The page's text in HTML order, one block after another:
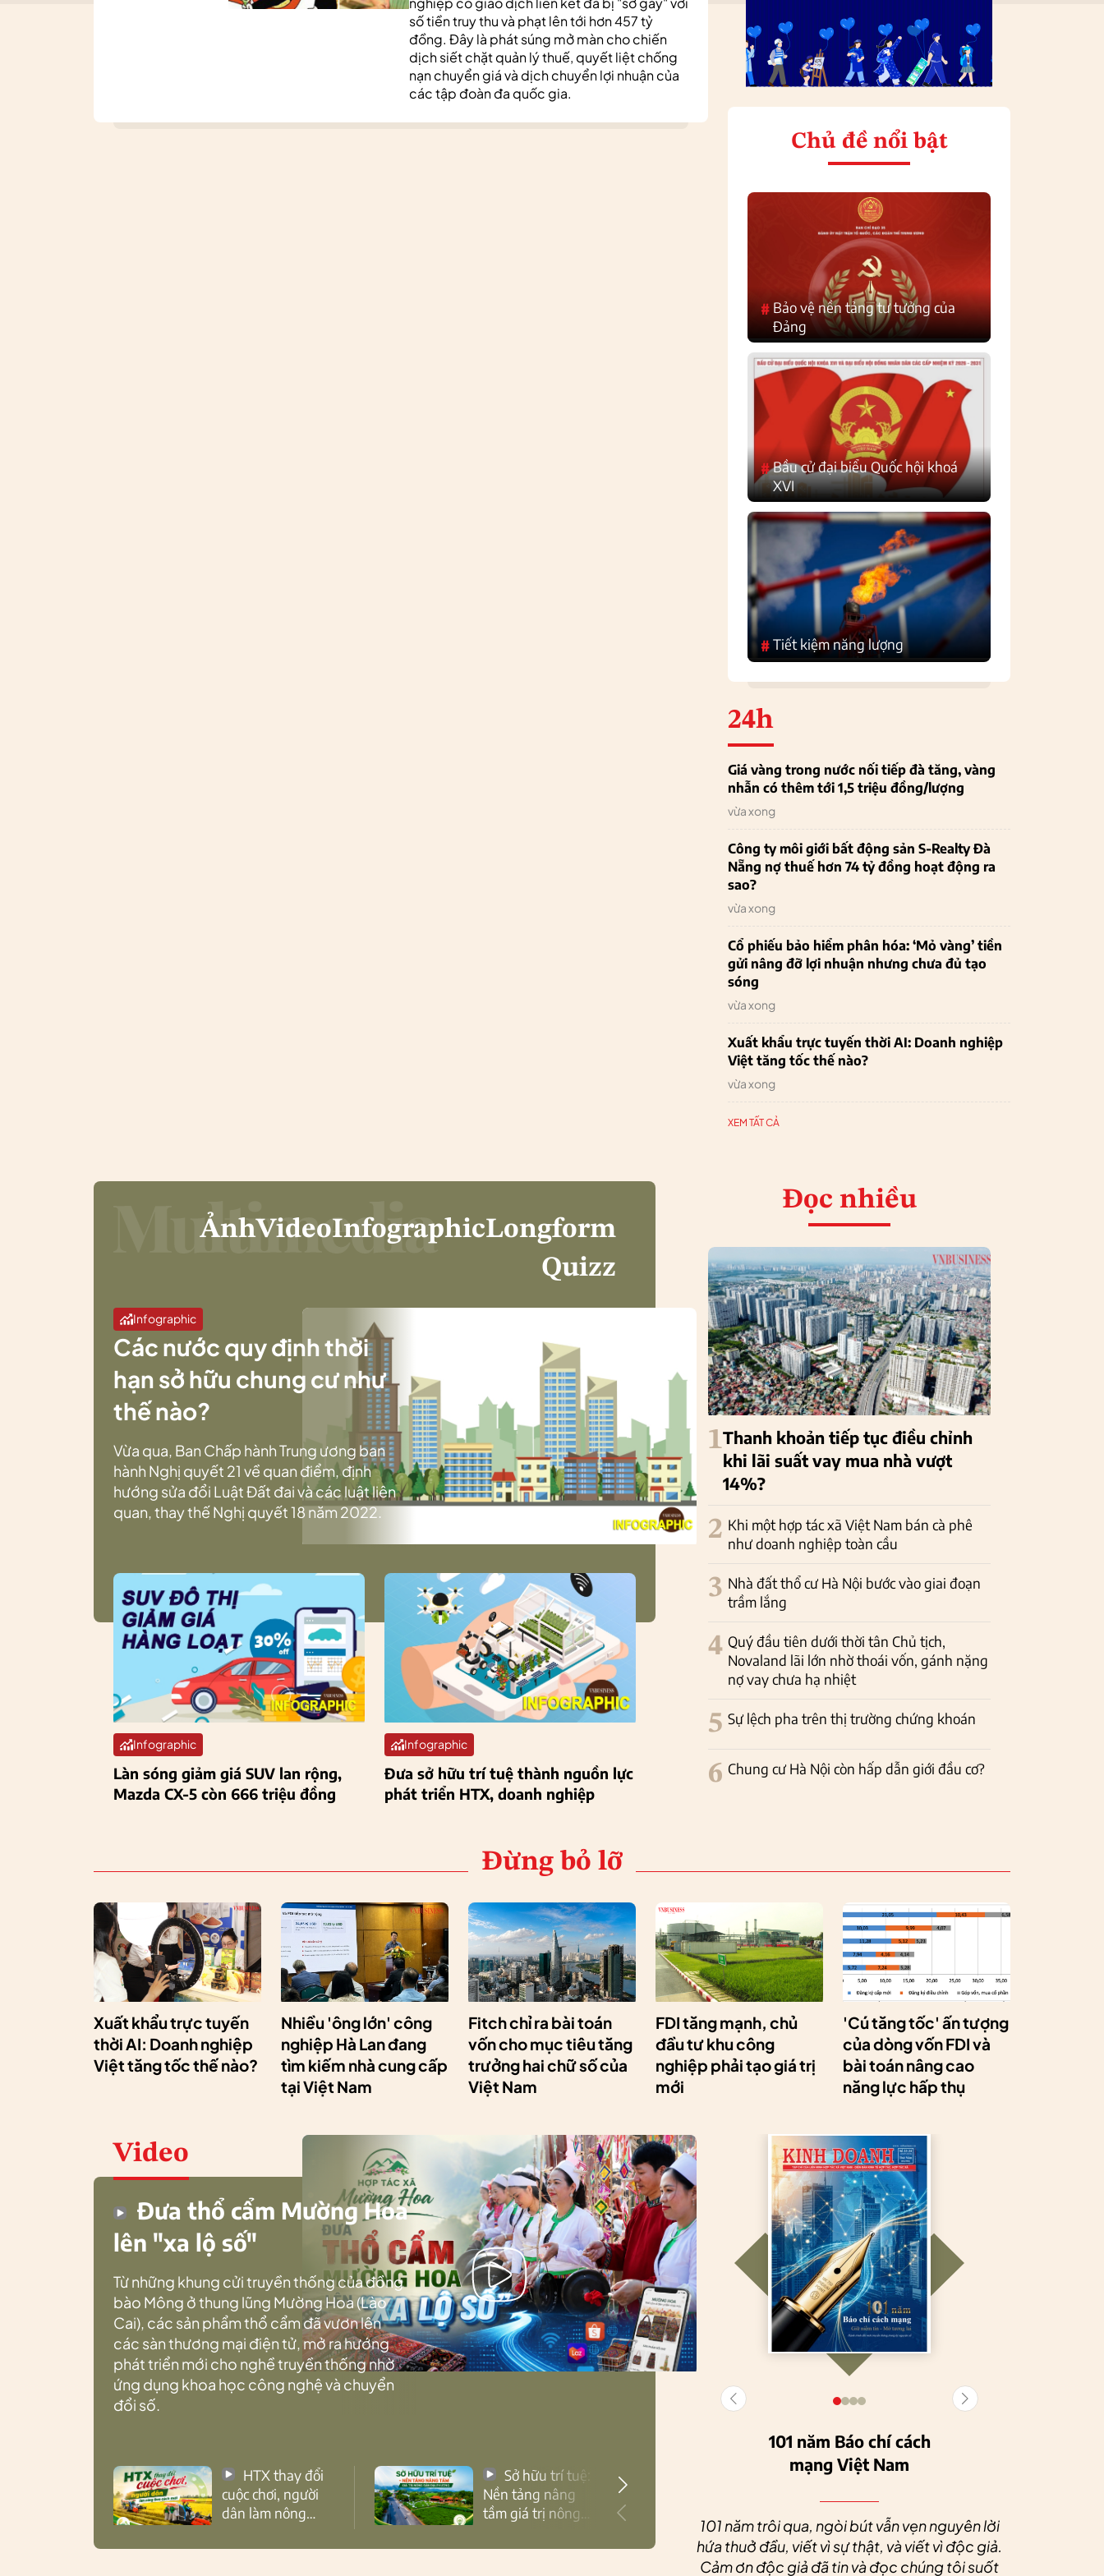
số tiền truy thu và phạt lên tới hơn 457 tỷ
đồng. Đây là phát súng mở màn cho chiến
dịch siết chặt quản lý thuế, quyết liệt chống
nạn chuyển giá và dịch chuyển lợi nhuận của
các tập đoàn đa quốc gia.
Chủ đề nổi bật
#Bảo vệ nền tảng tư tưởng của
Đảng
#Bầu cử đại biểu Quốc hội khoá
XVI
#Tiết kiệm năng lượng
24h
Giá vàng trong nước nối tiếp đà tăng, vàng
nhẫn có thêm tới 1,5 triệu đồng/lượng
vừa xong
Công ty môi giới bất động sản S-Realty Đà
Nẵng nợ thuế hơn 74 tỷ đồng hoạt động ra
sao?
vừa xong
Cổ phiếu bảo hiểm phân hóa: ‘Mỏ vàng’ tiền
gửi nâng đỡ lợi nhuận nhưng chưa đủ tạo
sóng
vừa xong
Xuất khẩu trực tuyến thời AI: Doanh nghiệp
Việt tăng tốc thế nào?
vừa xong
XEM TẤT CẢ
ẢnhVideoInfographicLongform
Quizz
Infographic
Các nước quy định thời
hạn sở hữu chung cư như
thế nào?
Vừa qua, Ban Chấp hành Trung ương ban
hành Nghị quyết 21 về quan điểm, định
hướng sửa đổi Luật Đất đai và các luật liên
quan, thay thế Nghị quyết 18 năm 2022.
Infographic
Làn sóng giảm giá SUV lan rộng,
Mazda CX-5 còn 666 triệu đồng
Infographic
Đưa sở hữu trí tuệ thành nguồn lực
phát triển HTX, doanh nghiệp
Đọc nhiều
1Thanh khoản tiếp tục điều chỉnh
khi lãi suất vay mua nhà vượt
14%?
2 Khi một hợp tác xã Việt Nam bán cà phê
như doanh nghiệp toàn cầu
3 Nhà đất thổ cư Hà Nội bước vào giai đoạn
trầm lắng
4 Quý đầu tiên dưới thời tân Chủ tịch,
Novaland lãi lớn nhờ thoái vốn, gánh nặng
nợ vay chưa hạ nhiệt
5 Sự lệch pha trên thị trường chứng khoán
6 Chung cư Hà Nội còn hấp dẫn giới đầu cơ?
Đừng bỏ lỡ
Xuất khẩu trực tuyến
thời AI: Doanh nghiệp
Việt tăng tốc thế nào?
Nhiều 'ông lớn' công
nghiệp Hà Lan đang
tìm kiếm nhà cung cấp
tại Việt Nam
Fitch chỉ ra bài toán
vốn cho mục tiêu tăng
trưởng hai chữ số của
Việt Nam
FDI tăng mạnh, chủ
đầu tư khu công
nghiệp phải tạo giá trị
mới
'Cú tăng tốc' ấn tượng
của dòng vốn FDI và
bài toán nâng cao
năng lực hấp thụ
Video
Đưa thổ cẩm Mường Hoa
lên "xa lộ số"
Từ những khung cửi truyền thống của đồng
bào Mông ở thung lũng Mường Hoa (Lào
Cai), các sản phẩm thổ cẩm đã vươn lên
các sàn thương mại điện tử, mở ra hướng
phát triển mới cho nghề truyền thống nhờ
ứng dụng khoa học công nghệ và chuyển
đổi số.
cuộc chơi, người
dân làm nông
Nền tảng nâng
tầm giá trị nông
lực cho nông
nghiệp bền vững
101 năm Báo chí cách
mạng Việt Nam
101 năm trôi qua, ngòi bút vẫn vẹn nguyên lời
hứa thuở đầu, viết vì sự thật, và viết vì độc giả.
Cảm ơn độc giả đã tin và đọc chúng tôi suốt